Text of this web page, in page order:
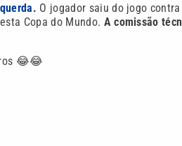
O jogador saiu do jogo
Copa do Mundo. A comissão
😂😂